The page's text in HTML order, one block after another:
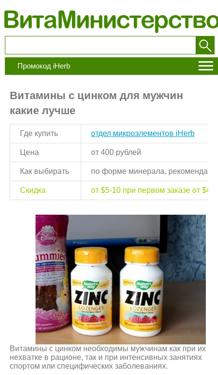
Промокод iHerb
Витамины с цинком для мужчин
какие лучше
Где купить отдел микроэлементов iHerb
Цена от 400 рублей
Как выбирать по форме минерала,
Скидка от $5-10 при первом заказе от
Витамины с цинком необходимы мужчинам как при их
нехватке в рационе, так и при интенсивных занятиях
спортом или специфических заболеваниях.